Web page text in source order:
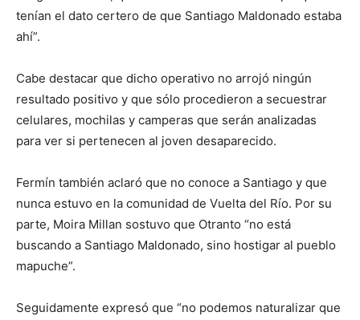
tenían el dato certero de que Santiago Maldonado estaba
ahí”.
Cabe destacar que dicho operativo no arrojó ningún
resultado positivo y que sólo procedieron a secuestrar
celulares, mochilas y camperas que serán analizadas
para ver si pertenecen al joven desaparecido.
Fermín también aclaró que no conoce a Santiago y que
nunca estuvo en la comunidad de Vuelta del Río. Por su
parte, Moira Millan sostuvo que Otranto “no está
buscando a Santiago Maldonado, sino hostigar al pueblo
mapuche”.
Seguidamente expresó que “no podemos naturalizar que